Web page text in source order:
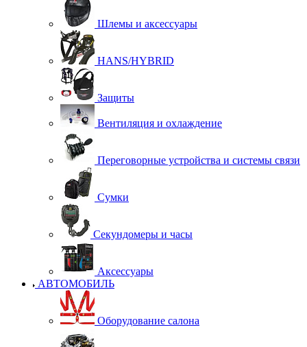
Шлемы и аксессуары
HANS/HYBRID
Защиты
Вентиляция и охлаждение
Переговорные устройства и системы связи
Сумки
Секундомеры и часы
Аксессуары
АВТОМОБИЛЬ
Оборудование салона